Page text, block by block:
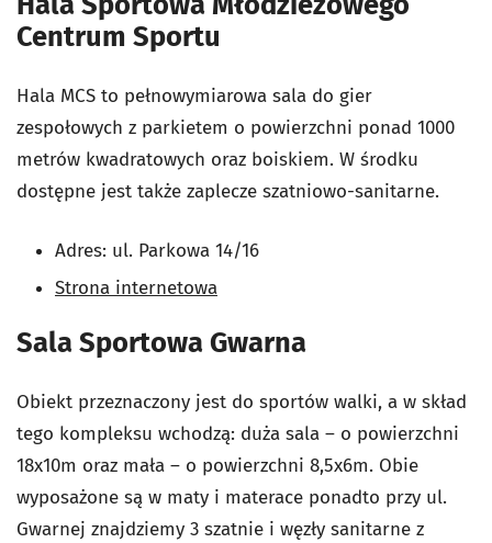
Centrum Sportu
Hala MCS to pełnowymiarowa sala do gier
zespołowych z parkietem o powierzchni ponad 1000
metrów kwadratowych oraz boiskiem. W środku
dostępne jest także zaplecze szatniowo-sanitarne.
Adres: ul. Parkowa 14/16
Strona internetowa
Sala Sportowa Gwarna
Obiekt przeznaczony jest do sportów walki, a w skład
tego kompleksu wchodzą: duża sala – o powierzchni
18x10m oraz mała – o powierzchni 8,5x6m. Obie
wyposażone są w maty i materace ponadto przy ul.
Gwarnej znajdziemy 3 szatnie i węzły sanitarne z